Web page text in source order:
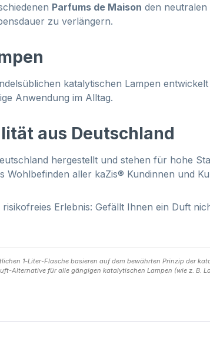
Parfums de Maison den neutralen
zu verlängern.
katalytischen Lampen
Anwendung im Alltag.
aus Deutschland
hergestellt und stehen für hohe
aller kaZis® Kundinnen und
Erlebnis: Gefällt Ihnen ein Duft
1-Liter-Flasche basieren auf dem bewährten Prinzip der
Alternative für alle gängigen katalytischen Lampen (wie z. B.